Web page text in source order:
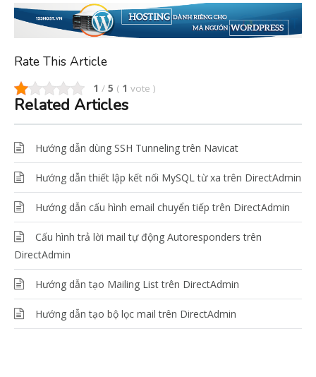
Rate This Article
1 / 5 ( 1 vote )
Related Articles
Hướng dẫn dùng SSH Tunneling trên Navicat
Hướng dẫn thiết lập kết nối MySQL từ xa trên DirectAdmin
Hướng dẫn cấu hình email chuyển tiếp trên DirectAdmin
Cấu hình trả lời mail tự động Autoresponders trên
DirectAdmin
Hướng dẫn tạo Mailing List trên DirectAdmin
Hướng dẫn tạo bộ lọc mail trên DirectAdmin